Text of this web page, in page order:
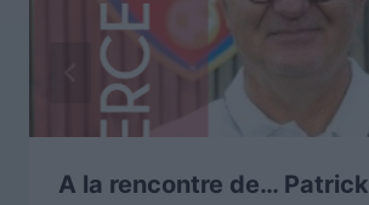
A la rencontre de… Patrick